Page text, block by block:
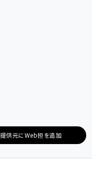
供元にWeb担を追加